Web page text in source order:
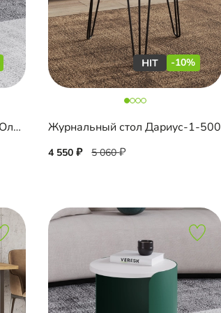
Журнальный стол Юнкос-1 Олива
-10%
Журнальный стол Дариус-1-500
4 550 5 060